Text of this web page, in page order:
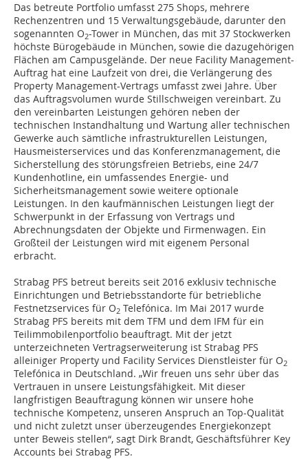
Das betreute Portfolio umfasst 275 Shops, mehrere
Rechenzentren und 15 Verwaltungsgebäude, darunter den
sogenannten O2-Tower in München, das mit 37 Stockwerken
höchste Bürogebäude in München, sowie die dazugehörigen
Flächen am Campusgelände. Der neue Facility Management-
Auftrag hat eine Laufzeit von drei, die Verlängerung des
Property Management-Vertrags umfasst zwei Jahre. Über
das Auftragsvolumen wurde Stillschweigen vereinbart. Zu
den vereinbarten Leistungen gehören neben der
technischen Instandhaltung und Wartung aller technischen
Gewerke auch sämtliche infrastrukturellen Leistungen,
Hausmeisterservices und das Konferenzmanagement, die
Sicherstellung des störungsfreien Betriebs, eine 24/7
Kundenhotline, ein umfassendes Energie- und
Sicherheitsmanagement sowie weitere optionale
Leistungen. In den kaufmännischen Leistungen liegt der
Schwerpunkt in der Erfassung von Vertrags und
Abrechnungsdaten der Objekte und Firmenwagen. Ein
Großteil der Leistungen wird mit eigenem Personal
erbracht.
Strabag PFS betreut bereits seit 2016 exklusiv technische
Einrichtungen und Betriebsstandorte für betriebliche
Festnetzservices für O2 Telefónica. Im Mai 2017 wurde
Strabag PFS bereits mit dem TFM und dem IFM für ein
Teilimmobilenportfolio beauftragt. Mit der jetzt
unterzeichneten Vertragserweiterung ist Strabag PFS
alleiniger Property und Facility Services Dienstleister für O2
Telefónica in Deutschland. „Wir freuen uns sehr über das
Vertrauen in unsere Leistungsfähigkeit. Mit dieser
langfristigen Beauftragung können wir unsere hohe
technische Kompetenz, unseren Anspruch an Top-Qualität
und nicht zuletzt unser überzeugendes Energiekonzept
unter Beweis stellen“, sagt Dirk Brandt, Geschäftsführer Key
Accounts bei Strabag PFS.